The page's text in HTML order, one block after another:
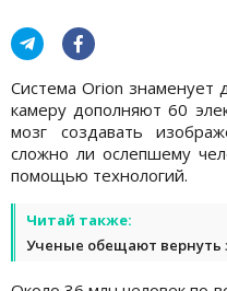
Система Orion знаменует
камеру дополняют 60
мозг создавать
сложно ли ослепшему
помощью технологий.
Читай также:
Ученые обещают вернуть